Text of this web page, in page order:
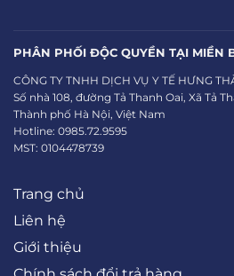
PHÂN PHỐI ĐỘC QUYỀN TẠI MIỀN
CÔNG TY TNHH DỊCH VỤ Y TẾ HƯNG
Số nhà 108, đường Tả Thanh Oai, Xã Tả
Thành phố Hà Nội, Việt Nam
Hotline: 0985.72.9595
MST: 0104478739
Trang chủ
Liên hệ
Giới thiệu